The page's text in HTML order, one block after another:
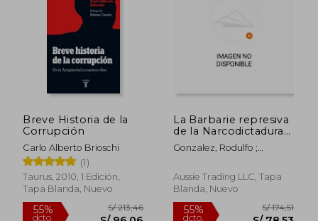
40%
dcto. S/ 84,31
55%
dcto. S/
Breve Historia de la
Corrupción
Carlo Alberto Brioschi
(1)
Taurus, 2010, 1 Edición,
Tapa Blanda, Nuevo
La Barbarie represiva
de la Narcodictadura
de Nicolás Maduro:
Tomo II
Gonzalez, Rodulfo ;
Magallanes, Valeria
Aussie Trading LLC, Tapa
Blanda, Nuevo